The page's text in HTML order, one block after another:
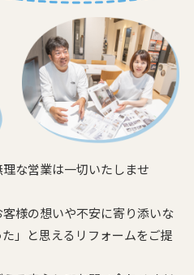
な営業は一切いたしませ
様の想いや不安に寄り添いな
た」と思えるリフォームをご提